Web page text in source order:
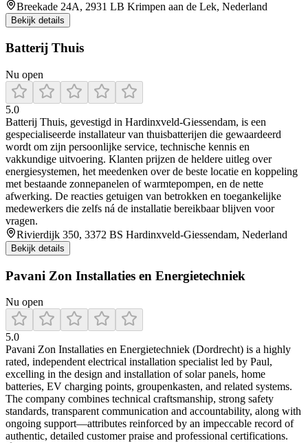
Breekade 24A, 2931 LB Krimpen aan de Lek, Nederland
Bekijk details
Batterij Thuis
Nu open
5.0
Batterij Thuis, gevestigd in Hardinxveld‑Giessendam, is een
gespecialiseerde installateur van thuisbatterijen die gewaardeerd
wordt om zijn persoonlijke service, technische kennis en
vakkundige uitvoering. Klanten prijzen de heldere uitleg over
energiesystemen, het meedenken over de beste locatie en koppeling
met bestaande zonnepanelen of warmtepompen, en de nette
afwerking. De reacties getuigen van betrokken en toegankelijke
medewerkers die zelfs ná de installatie bereikbaar blijven voor
vragen.
Rivierdijk 350, 3372 BS Hardinxveld-Giessendam, Nederland
Bekijk details
Pavani Zon Installaties en Energietechniek
Nu open
5.0
Pavani Zon Installaties en Energietechniek (Dordrecht) is a highly
rated, independent electrical installation specialist led by Paul,
excelling in the design and installation of solar panels, home
batteries, EV charging points, groupenkasten, and related systems.
The company combines technical craftsmanship, strong safety
standards, transparent communication and accountability, along with
ongoing support—attributes reinforced by an impeccable record of
authentic, detailed customer praise and professional certifications.